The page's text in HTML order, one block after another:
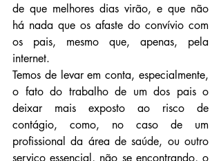
de que melhores dias virão, e que não
há nada que os afaste do convívio com
os pais, mesmo que, apenas, pela
internet.
Temos de levar em conta, especialmente,
o fato do trabalho de um dos pais o
deixar mais exposto ao risco de
contágio, como, no caso de um
profissional da área de saúde, ou outro
serviço essencial, não se encontrando, o